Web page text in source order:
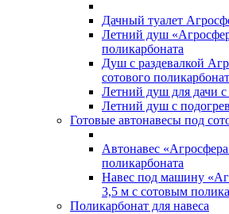
Дачный туалет
Летний душ
поликарбоната
Душ с раздевалкой
сотового
Летний душ для дачи
Летний душ с
Готовые автонавесы под
Автонавес
поликарбоната
Навес под машину
3,5 м с сотовым
Поликарбонат для навеса